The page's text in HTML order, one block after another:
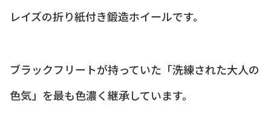
レイズの折り紙付き鍛造ホイールです。
ブラックフリートが持っていた「洗練された大人の
色気」を最も色濃く継承しています。